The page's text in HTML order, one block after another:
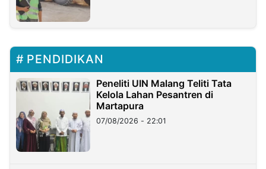
PENDIDIKAN
Peneliti UIN Malang Teliti Tata
Kelola Lahan Pesantren di
Martapura
07/08/2026 - 22:01